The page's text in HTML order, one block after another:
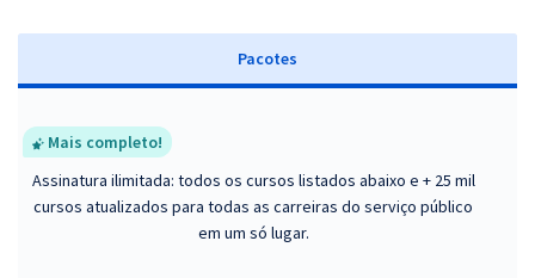
Pacotes
Mais completo!
Assinatura ilimitada: todos os cursos listados abaixo e + 25 mil
cursos atualizados para todas as carreiras do serviço público
em um só lugar.